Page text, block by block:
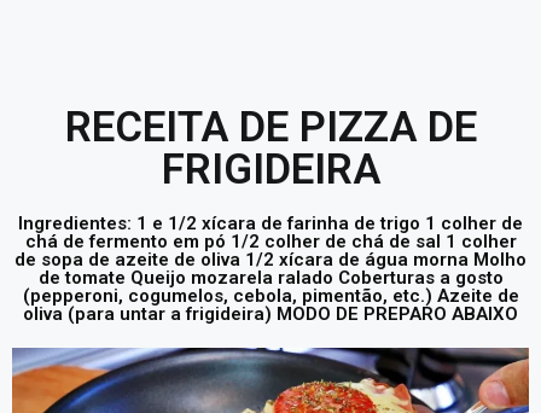
RECEITA DE PIZZA DE
FRIGIDEIRA
Ingredientes: 1 e 1/2 xícara de farinha de trigo 1 colher de
chá de fermento em pó 1/2 colher de chá de sal 1 colher
de sopa de azeite de oliva 1/2 xícara de água morna Molho
de tomate Queijo mozarela ralado Coberturas a gosto
(pepperoni, cogumelos, cebola, pimentão, etc.) Azeite de
oliva (para untar a frigideira) MODO DE PREPARO ABAIXO